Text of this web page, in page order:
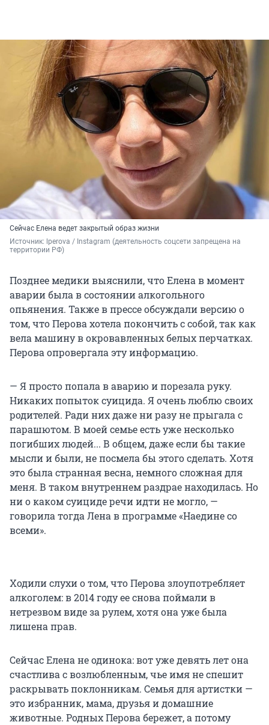
Сейчас Елена ведет закрытый образ жизни
Источник: lperova / Instagram (деятельность соцсети запрещена на
территории РФ)
Позднее медики выяснили, что Елена в момент
аварии была в состоянии алкогольного
опьянения. Также в прессе обсуждали версию о
том, что Перова хотела покончить с собой, так как
вела машину в окровавленных белых перчатках.
Перова опровергала эту информацию.
— Я просто попала в аварию и порезала руку.
Никаких попыток суицида. Я очень люблю своих
родителей. Ради них даже ни разу не прыгала с
парашютом. В моей семье есть уже несколько
погибших людей... В общем, даже если бы такие
мысли и были, не посмела бы этого сделать. Хотя
это была странная весна, немного сложная для
меня. В таком внутреннем раздрае находилась. Но
ни о каком суициде речи идти не могло, —
говорила тогда Лена в программе «Наедине со
всеми».
Ходили слухи о том, что Перова злоупотребляет
алкоголем: в 2014 году ее снова поймали в
нетрезвом виде за рулем, хотя она уже была
лишена прав.
Сейчас Елена не одинока: вот уже девять лет она
счастлива с возлюбленным, чье имя не спешит
раскрывать поклонникам. Семья для артистки —
это избранник, мама, друзья и домашние
животные. Родных Перова бережет, а потому